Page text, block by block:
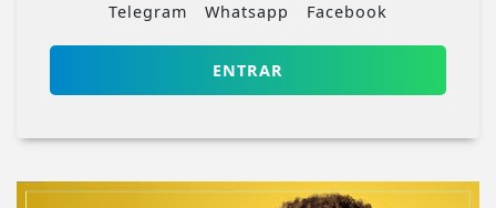
Telegram Whatsapp Facebook
ENTRAR